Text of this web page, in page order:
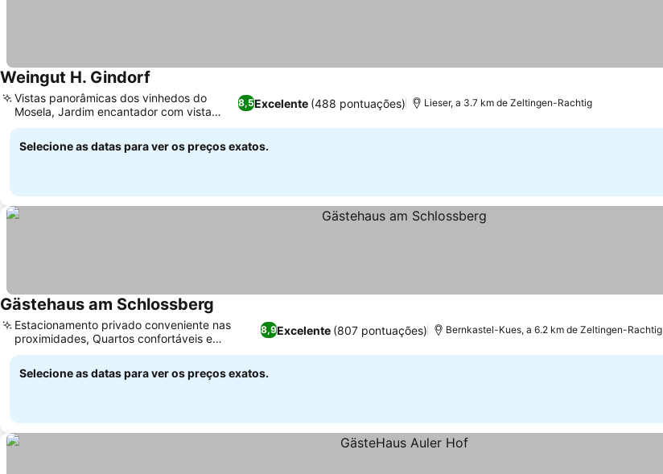
Weingut H. Gindorf
8,5Excelente (488 pontuações)
Vistas panorâmicas dos vinhedos do
Mosela, Jardim encantador com vista
para o vinhedo
Lieser, a 3.7 km de Zeltingen-Rachtig
Selecione as datas para ver os preços exatos.
Gästehaus am Schlossberg
8,9Excelente (807 pontuações)
Estacionamento privado conveniente nas
proximidades, Quartos confortáveis e
espaçosos com varandas
Bernkastel-Kues, a 6.2 km de Zeltingen-Rachtig
Selecione as datas para ver os preços exatos.